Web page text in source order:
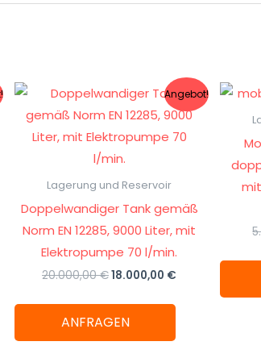
€.
Angebot!
Lagerung und Reservoir
Doppelwandiger Tank gemäß
Norm EN 12285, 9000 Liter, mit
Elektropumpe 70 l/min.
20.000,00€
Ursprünglicher
Preis
war:
20.000,00 €
18.000,00 €
Aktueller
Preis
ist:
18.000,00 €.
ANFRAGEN